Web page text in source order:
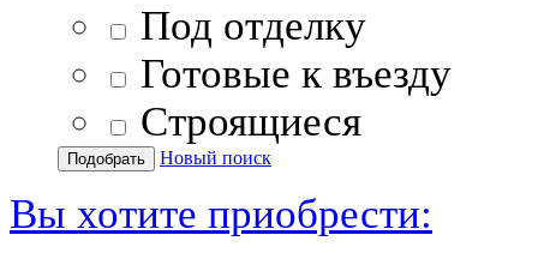
Под отделку
Готовые к въезду
Строящиеся
Новый поиск
Вы хотите приобрести: